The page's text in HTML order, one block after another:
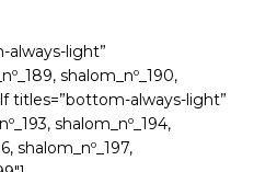
always-light”
shalom_nº_190,
titles=”bottom-always-light”
shalom_nº_194,
shalom_nº_197,